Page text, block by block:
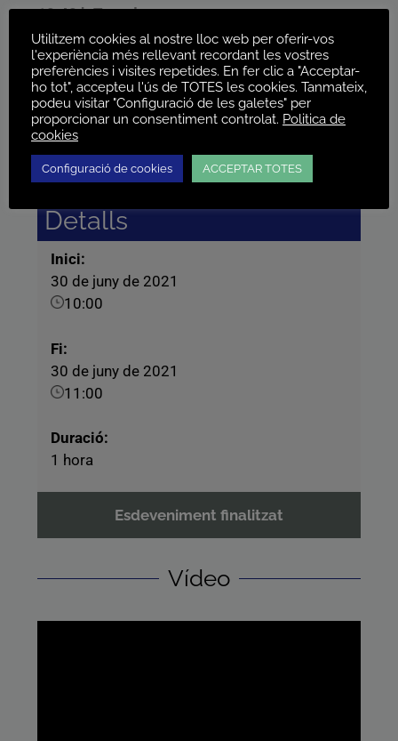
10.40 h Torn de preguntes
10.55 h Acomiadament i agraïment
00
Detalls
Inici:
30 de juny de 2021
10:00
Fi:
30 de juny de 2021
11:00
Duració:
1 hora
Esdeveniment finalitzat
Vídeo
Utilitzem cookies al nostre lloc web per oferir-vos
l'experiència més rellevant recordant les vostres
preferències i visites repetides. En fer clic a "Acceptar-
ho tot", accepteu l'ús de TOTES les cookies. Tanmateix,
podeu visitar "Configuració de les galetes" per
proporcionar un consentiment controlat. Politica de
cookies
Configuració de cookies ACCEPTAR TOTES